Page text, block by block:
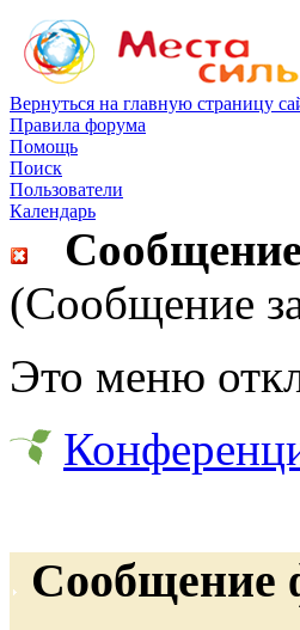
Вернуться на главную страницу
Правила форума
Помощь
Поиск
Пользователи
Календарь
(Сообщение
Это меню
Сообщение